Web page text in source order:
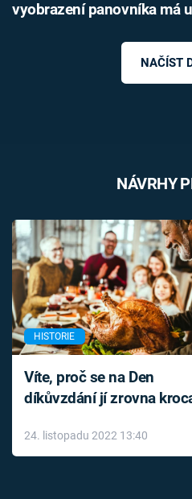
vyobrazení panovníka má
NAČÍST
NÁVRHY
HISTORIE
Víte, proč se na Den
díkůvzdání jí zrovna
24. listopadu 2022 13:40